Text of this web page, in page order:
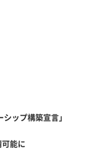
ップ構築宣言」
能に